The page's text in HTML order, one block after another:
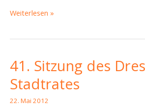
Fazit
24.
Mai
2012
Weiterlesen »
41. Sitzung des
Stadtrates
22. Mai 2012